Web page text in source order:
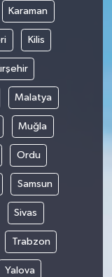
Karaman
Kilis
Malatya
Muğla
Ordu
Samsun
Sivas
Trabzon
Yalova